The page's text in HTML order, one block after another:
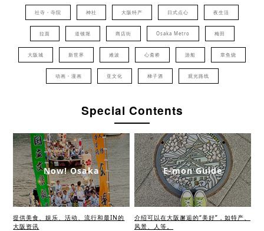
社寺・寺院 神社 大阪特产 日式点心 夜生活
拉面 道顿堀 商店街 Osaka Metro 梅田
大阪城 新世界 难波 心斋桥 游船 章鱼烧
动画・漫画 亚文化 梯子酒 观光路线
Special Contents
Now! Osaka
提供美食、娱乐、活动、流行和最IN的
大阪资讯
E-mon Guide
介绍可以在大阪邂逅的“美好”，如特产、
风景、人等。